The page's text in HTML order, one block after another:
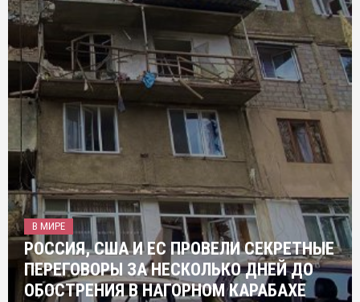
В МИРЕ
РОССИЯ, США И ЕС ПРОВЕЛИ СЕКРЕТНЫЕ
ПЕРЕГОВОРЫ ЗА НЕСКОЛЬКО ДНЕЙ ДО
ОБОСТРЕНИЯ В НАГОРНОМ КАРАБАХЕ